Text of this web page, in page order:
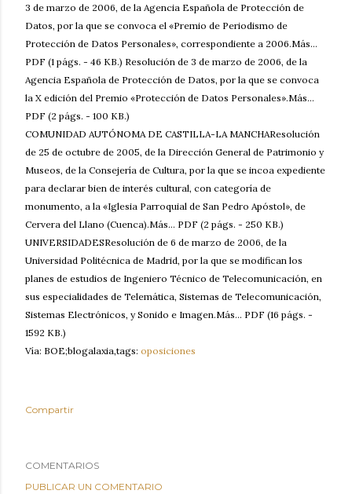
3 de marzo de 2006, de la Agencia Española de Protección de
Datos, por la que se convoca el «Premio de Periodismo de
Protección de Datos Personales», correspondiente a 2006.Más...
PDF (1 págs. - 46 KB.) Resolución de 3 de marzo de 2006, de la
Agencia Española de Protección de Datos, por la que se convoca
la X edición del Premio «Protección de Datos Personales».Más...
PDF (2 págs. - 100 KB.)
COMUNIDAD AUTÓNOMA DE CASTILLA-LA MANCHAResolución
de 25 de octubre de 2005, de la Dirección General de Patrimonio y
Museos, de la Consejería de Cultura, por la que se incoa expediente
para declarar bien de interés cultural, con categoría de
monumento, a la «Iglesia Parroquial de San Pedro Apóstol», de
Cervera del Llano (Cuenca).Más... PDF (2 págs. - 250 KB.)
UNIVERSIDADESResolución de 6 de marzo de 2006, de la
Universidad Politécnica de Madrid, por la que se modifican los
planes de estudios de Ingeniero Técnico de Telecomunicación, en
sus especialidades de Telemática, Sistemas de Telecomunicación,
Sistemas Electrónicos, y Sonido e Imagen.Más... PDF (16 págs. -
1592 KB.)
Vía: BOE;blogalaxia,tags: oposiciones
Compartir
COMENTARIOS
PUBLICAR UN COMENTARIO